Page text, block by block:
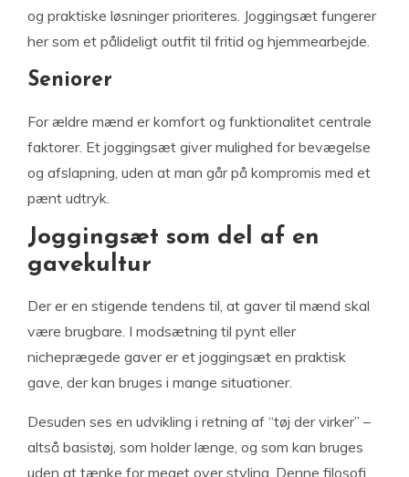
og praktiske løsninger prioriteres. Joggingsæt fungerer
her som et pålideligt outfit til fritid og hjemmearbejde.
Seniorer
For ældre mænd er komfort og funktionalitet centrale
faktorer. Et joggingsæt giver mulighed for bevægelse
og afslapning, uden at man går på kompromis med et
pænt udtryk.
Joggingsæt som del af en
gavekultur
Der er en stigende tendens til, at gaver til mænd skal
være brugbare. I modsætning til pynt eller
nicheprægede gaver er et joggingsæt en praktisk
gave, der kan bruges i mange situationer.
Desuden ses en udvikling i retning af “tøj der virker” –
altså basistøj, som holder længe, og som kan bruges
uden at tænke for meget over styling. Denne filosofi